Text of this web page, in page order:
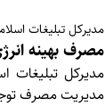
مدیرکل تبلیغات
مصرف بهینه
مدیرکل تبلیغات
مدیریت مصرف